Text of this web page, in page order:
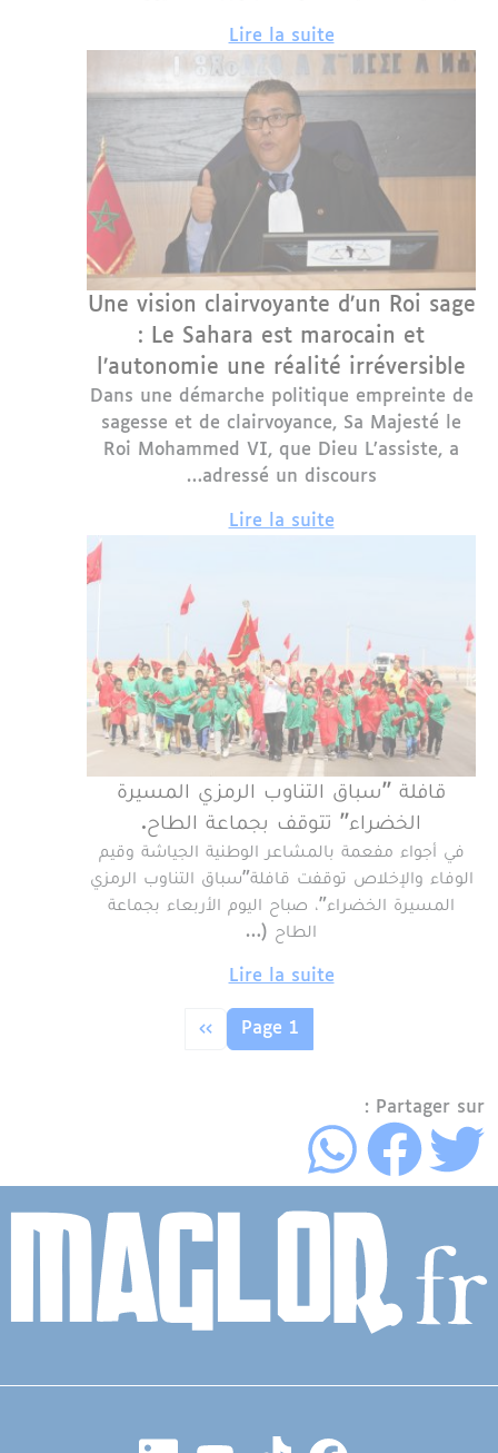
Lire la suite
Une vision clairvoyante d’un Roi sage
: Le Sahara est marocain et
l’autonomie une réalité irréversible
Dans une démarche politique empreinte de
sagesse et de clairvoyance, Sa Majesté le
Roi Mohammed VI, que Dieu L’assiste, a
adressé un discours…
Lire la suite
قافلة "سباق التناوب الرمزي المسيرة
الخضراء" تتوقف بجماعة الطاح.
في أجواء مفعمة بالمشاعر الوطنية الجياشة وقيم
الوفاء والإخلاص توقفت قافلة"سباق التناوب الرمزي
المسيرة الخضراء"، صباح اليوم الأربعاء بجماعة
الطاح (…
Lire la suite
Page 1 الصفحة التالية
››
Partager sur :